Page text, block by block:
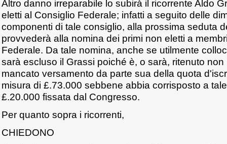
Altro danno irreparabile lo subirà il ricorrente Aldo
eletti al Consiglio Federale; infatti a seguito delle
componenti di tale consiglio, alla prossima seduta
provvederà alla nomina dei primi non eletti a
Federale. Da tale nomina, anche se utilmente
sarà escluso il Grassi poiché è, o sarà, ritenuto non
mancato versamento da parte sua della quota
misura di £.73.000 sebbene abbia corrisposto a
£.20.000 fissata dal Congresso.
Per quanto sopra i ricorrenti,
CHIEDONO